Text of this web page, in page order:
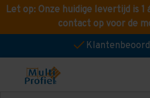
Let op: Onze huidige levertijd is 1
contact op voor de